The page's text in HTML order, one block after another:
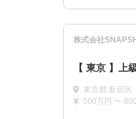
株式会社
【 東京 】上
東京都 新宿区
500万円 〜